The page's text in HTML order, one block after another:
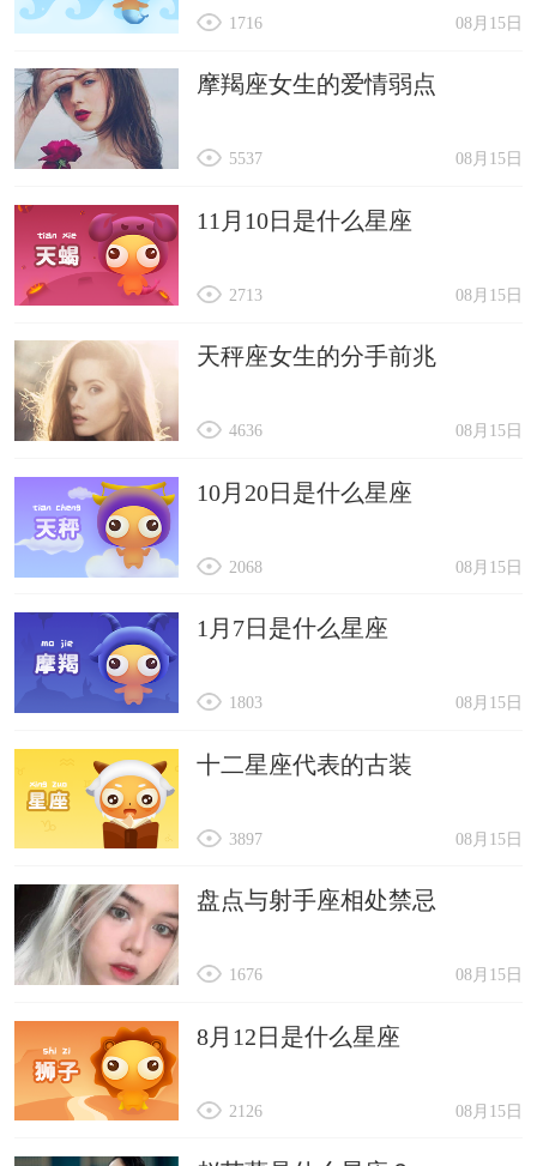
08月15日
1716
摩羯座女生的爱情弱点
08月15日
5537
11月10日是什么星座
08月15日
2713
天秤座女生的分手前兆
08月15日
4636
10月20日是什么星座
08月15日
2068
1月7日是什么星座
08月15日
1803
十二星座代表的古装
08月15日
3897
盘点与射手座相处禁忌
08月15日
1676
8月12日是什么星座
08月15日
2126